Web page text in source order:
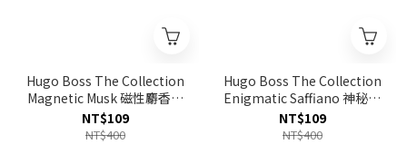
Hugo Boss The Collection
Magnetic Musk 磁性麝香淡
香精 EDP 1.5ml
NT$109
NT$400
Hugo Boss The Collection
Enigmatic Saffiano 神秘莎
NT$109
NT$400